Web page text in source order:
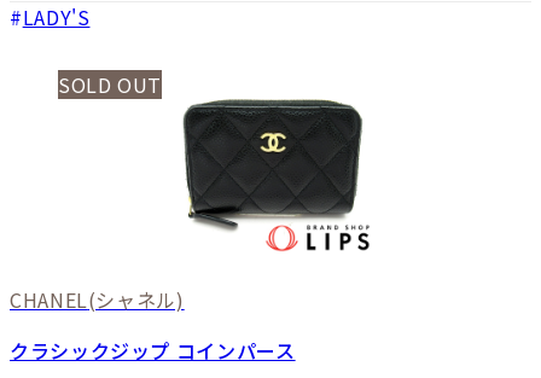
LADY'S
SOLD OUT
CHANEL(シャネル)
クラシックジップ コインパース